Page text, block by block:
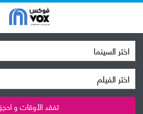
اختر السينما
اختر الفيلم
تفقد الأوقات و احجز